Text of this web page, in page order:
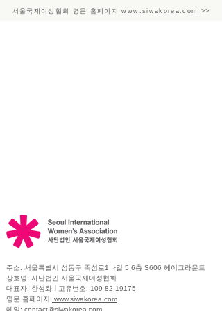
​서울국제여성협회 영문 홈페이지 www.siwakorea.com >>
주소: 서울특별시 성동구 뚝섬로1나길 5 6층 S606 헤이그라운드
상호명: 사단법인 서울국제여성협회
대표자: 한성화
고유번호: 109-82-19175
영문 홈페이지: www.siwakorea.com
메일: contact@siwakorea.com